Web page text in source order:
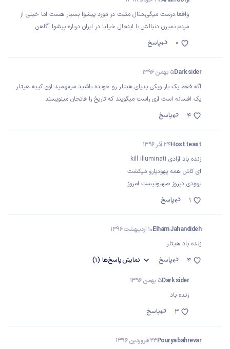
واقعا.درست میگی.مثال مثبت در مورد پیشوا بسیار هست اما خیلی از
مردم نمیرن دنبالش.با اینحال خیلیا در ایران درباره پیشوا آگاهن
پاسخ
0
Dark sider5 بهمن 1396
اگه فقط یک بار ویکی پدیای هیتلر رو خونده باشید میفهمید اون کییه هیتلر
یک افسانه است آری راست میگویند که تاریخ را فاتحان مینویسند
پاسخ
4
Host teast24 آذر 1396
زنده باد آزادی kill illuminati
ای کاش همه یهودیارو میکشت
یهودی دیروز صهیونیست امروز
پاسخ
1
Elham Jahandideh10 اردیبهشت 1396
زنده باد هیتلر
پاسخ
نمایشپاسخ‌ها (1) 4
Dark sider5 بهمن 1396
زنده باد
پاسخ
3
Pourya bahrevar23 فروردین 1396